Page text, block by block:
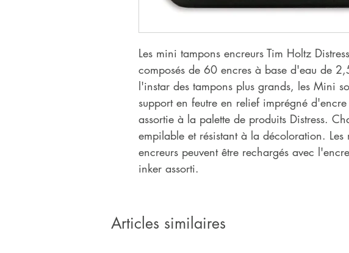
Les mini tampons encreurs Tim Holtz
composés de 60 encres à base d'eau de
l'instar des tampons plus grands, les Mini
support en feutre en relief imprégné
assortie à la palette de produits Distress.
empilable et résistant à la décoloration. Les
encreurs peuvent être rechargés avec
inker assorti.
Articles similaires